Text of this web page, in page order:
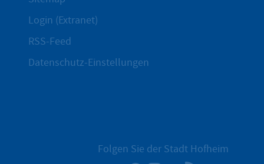
Login (Extranet)
RSS-Feed
Datenschutz-Einstellungen
Folgen Sie der Stadt Hofheim